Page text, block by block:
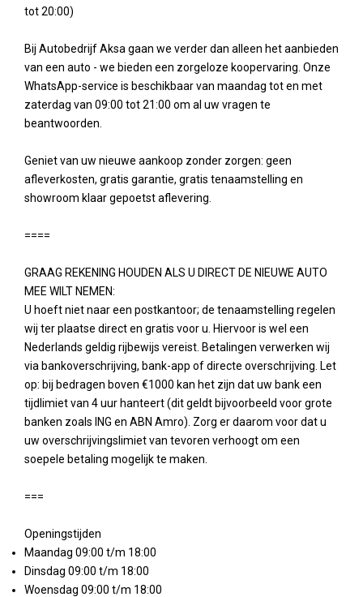
tot 20:00)
Bij Autobedrijf Aksa gaan we verder dan alleen het aanbieden
van een auto - we bieden een zorgeloze koopervaring. Onze
WhatsApp-service is beschikbaar van maandag tot en met
zaterdag van 09:00 tot 21:00 om al uw vragen te
beantwoorden.
Geniet van uw nieuwe aankoop zonder zorgen: geen
afleverkosten, gratis garantie, gratis tenaamstelling en
showroom klaar gepoetst aflevering.
====
GRAAG REKENING HOUDEN ALS U DIRECT DE NIEUWE AUTO
MEE WILT NEMEN:
U hoeft niet naar een postkantoor; de tenaamstelling regelen
wij ter plaatse direct en gratis voor u. Hiervoor is wel een
Nederlands geldig rijbewijs vereist. Betalingen verwerken wij
via bankoverschrijving, bank-app of directe overschrijving. Let
op: bij bedragen boven €1000 kan het zijn dat uw bank een
tijdlimiet van 4 uur hanteert (dit geldt bijvoorbeeld voor grote
banken zoals ING en ABN Amro). Zorg er daarom voor dat u
uw overschrijvingslimiet van tevoren verhoogt om een
soepele betaling mogelijk te maken.
===
Openingstijden
Maandag 09:00 t/m 18:00
Dinsdag 09:00 t/m 18:00
Woensdag 09:00 t/m 18:00